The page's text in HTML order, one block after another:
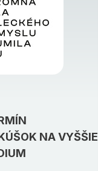
NA VYŠŠIE